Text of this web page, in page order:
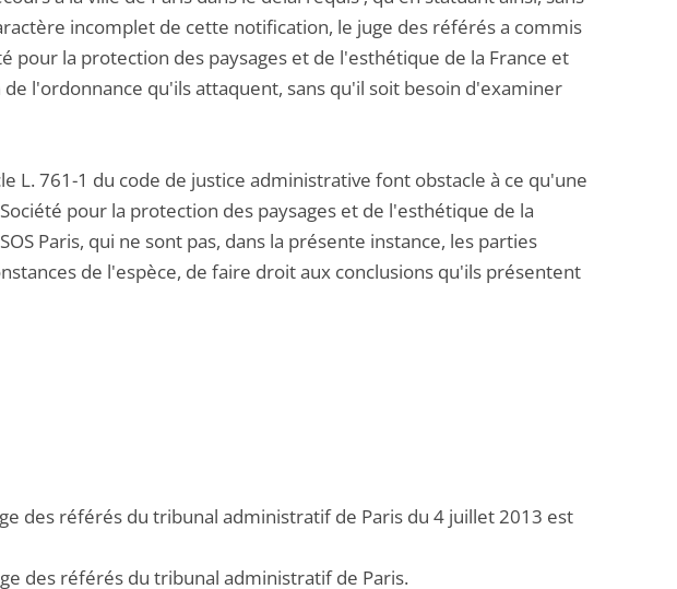
incomplet de cette notification, le juge des référés a commis
pour la protection des paysages et de l'esthétique de la France et
l'ordonnance qu'ils attaquent, sans qu'il soit besoin d'examiner
L. 761-1 du code de justice administrative font obstacle à ce qu'une
pour la protection des paysages et de l'esthétique de la
Paris, qui ne sont pas, dans la présente instance, les parties
de l'espèce, de faire droit aux conclusions qu'ils présentent
des référés du tribunal administratif de Paris du 4 juillet 2013 est
des référés du tribunal administratif de Paris.